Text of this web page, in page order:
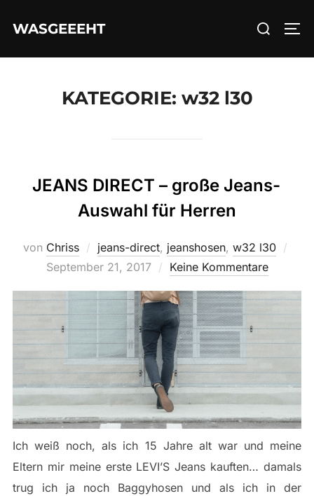
InhaltWASGEEEHT
Suchen
KATEGORIE: w32 l30
JEANS DIRECT – große Jeans-
Auswahl für Herren
von Chriss jeans-direct, jeanshosen, w32 l30
September 21, 2017 Keine Kommentare
Ich weiß noch, als ich 15 Jahre alt war und meine
Eltern mir meine erste LEVI’S Jeans kauften… damals
trug ich ja noch Baggyhosen und als ich in der